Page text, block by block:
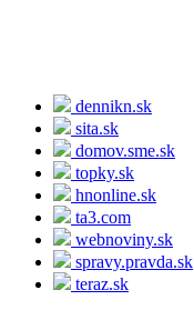
dennikn.sk
sita.sk
domov.sme.sk
topky.sk
hnonline.sk
ta3.com
webnoviny.sk
spravy.pravda.sk
teraz.sk